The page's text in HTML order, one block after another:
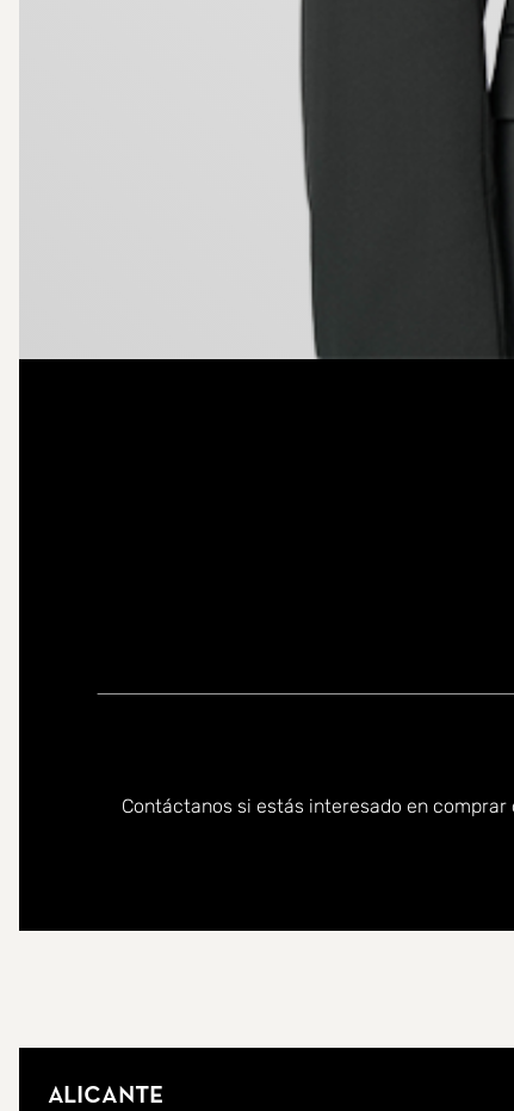
Contáctanos si estás interesado en
Alicante